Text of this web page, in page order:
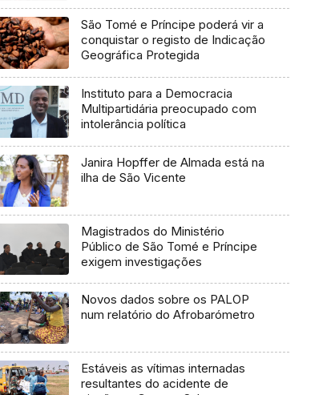
São Tomé e Príncipe poderá vir a
conquistar o registo de Indicação
Geográfica Protegida
Instituto para a Democracia
Multipartidária preocupado com
intolerância política
Janira Hopffer de Almada está na
ilha de São Vicente
Magistrados do Ministério
Público de São Tomé e Príncipe
exigem investigações
Novos dados sobre os PALOP
num relatório do Afrobarómetro
Estáveis as vítimas internadas
resultantes do acidente de